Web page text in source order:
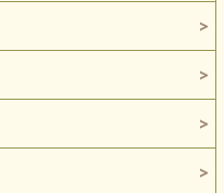
系の花や葉が散りばめら
がら、色合いがやわらか
イテムに向いています。
ベビー用品、スタイ、ハ